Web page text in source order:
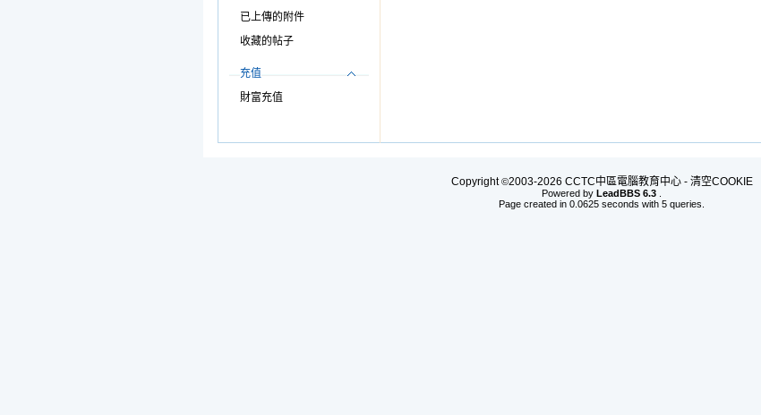
已上傳的附件
收藏的帖子
充值
財富充值
Copyright©2003-2026 CCTC中區電腦教育中心 - 清空COOKIE
Powered by LeadBBS 6.3
Page created in 0.0625 seconds with 5 queries.